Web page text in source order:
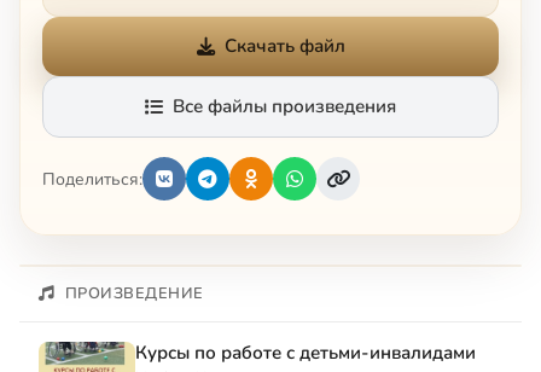
Скачать файл
Все файлы произведения
Поделиться:
ПРОИЗВЕДЕНИЕ
Курсы по работе с детьми-инвалидами